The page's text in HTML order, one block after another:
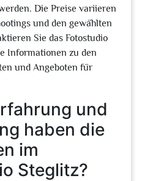
Die Preise variieren
und den gewählten
Sie das Fotostudio
Informationen zu den
und Angeboten für
und
haben die
im
Steglitz?